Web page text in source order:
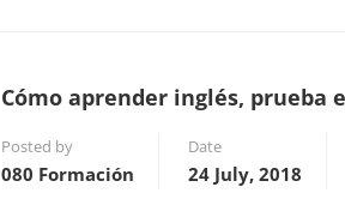
DE
DE
DATOS
Cómo aprender inglés, prueba
Posted by
080 Formación
Date
24 July, 2018